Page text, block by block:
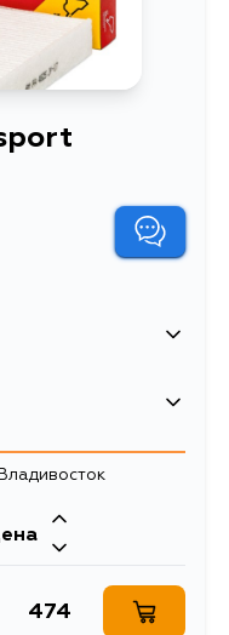
салонный
474